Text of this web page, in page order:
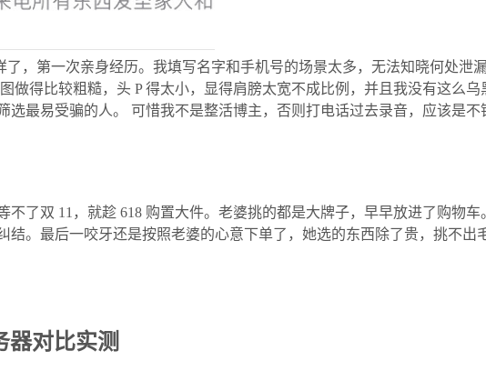
了，第一次亲身经历。我填写名字和手机号的场景太多，无法知晓何处泄
做得比较粗糙，头 P 得太小，显得肩膀太宽不成比例，并且我没有这么
选最易受骗的人。 可惜我不是整活博主，否则打电话过去录音，应该是不
不了双 11，就趁 618 购置大件。老婆挑的都是大牌子，早早放进了购物
结。最后一咬牙还是按照老婆的心意下单了，她选的东西除了贵，挑不出
器对比实测